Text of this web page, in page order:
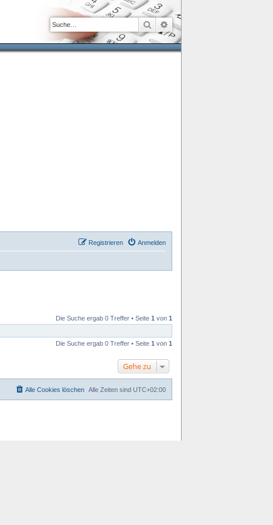
SucheErweiterte Suche
Anmelden
Registrieren
Die Suche ergab 0 Treffer • Seite 1 von 1
Die Suche ergab 0 Treffer • Seite 1 von 1
Gehe zu
Alle Zeiten sind UTC+02:00
Alle Cookies löschen